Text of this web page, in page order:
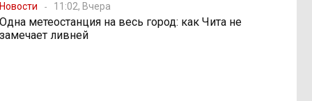
Новости 11:02, Вчера
Одна метеостанция на весь город: как Чита не
замечает ливней